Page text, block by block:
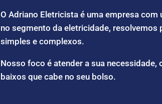
O Adriano Eletricista é uma empresa com
no segmento da eletricidade, resolvemos
simples e complexos.
Nosso foco é atender a sua necessidade,
baixos que cabe no seu bolso.